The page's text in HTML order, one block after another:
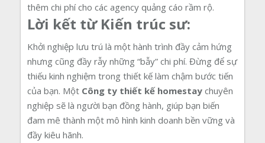
thêm chi phí cho các agency quảng cáo rầm rộ.
Lời kết từ Kiến trúc sư:
Khởi nghiệp lưu trú là một hành trình đầy cảm hứng
nhưng cũng đầy rẫy những “bẫy” chi phí. Đừng để sự
thiếu kinh nghiệm trong thiết kế làm chậm bước tiến
của bạn. Một Công ty thiết kế homestay chuyên
nghiệp sẽ là người bạn đồng hành, giúp bạn biến
đam mê thành một mô hình kinh doanh bền vững và
đầy kiêu hãnh.